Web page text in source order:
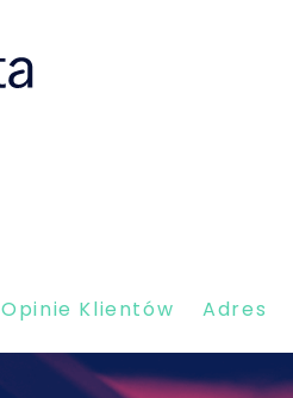
Opinie Klientów Adres